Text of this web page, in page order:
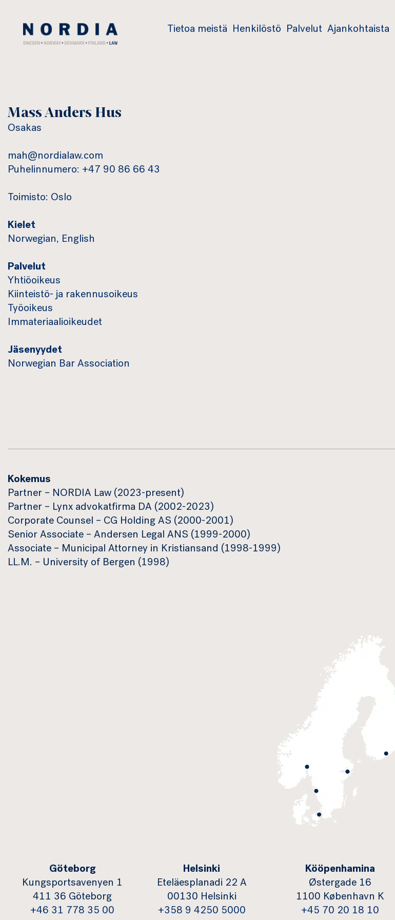
Nordia
Law
Tietoa meistä Henkilöstö Palvelut Ajankohtaista
Mass Anders Hus
Osakas
mah@nordialaw.com
Puhelinnumero: +47 90 86 66 43
Toimisto: Oslo
Kielet
Norwegian, English
Palvelut
Yhtiöoikeus
Kiinteistö- ja rakennusoikeus
Työoikeus
Immateriaalioikeudet
Jäsenyydet
Norwegian Bar Association
Kokemus
Partner – NORDIA Law (2023-present)
Partner – Lynx advokatfirma DA (2002-2023)
Corporate Counsel – CG Holding AS (2000-2001)
Senior Associate – Andersen Legal ANS (1999-2000)
Associate – Municipal Attorney in Kristiansand (1998-1999)
LL.M. – University of Bergen (1998)
Göteborg
Kungsportsavenyen 1
411 36 Göteborg
+46 31 778 35 00
Helsinki
Eteläesplanadi 22 A
00130 Helsinki
+358 9 4250 5000
Kööpenhamina
Østergade 16
1100 København K
+45 70 20 18 10